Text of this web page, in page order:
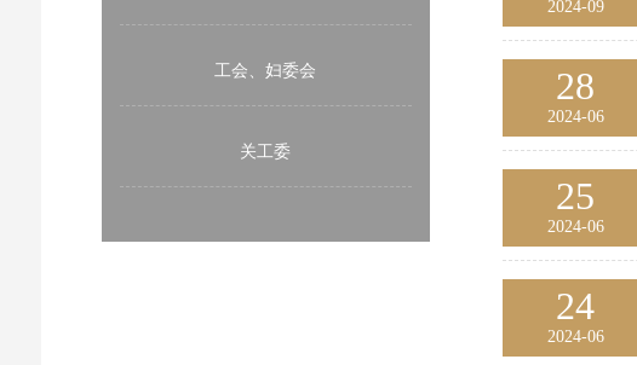
工会、妇委会
关工委
2024-09
28
2024-06
25
2024-06
24
2024-06